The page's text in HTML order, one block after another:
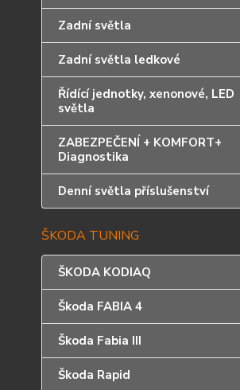
Zadní světla
Zadní světla ledkové
Řídící jednotky, xenonové, LED
světla
ZABEZPEČENÍ + KOMFORT+
Diagnostika
Denní světla příslušenství
ŠKODA TUNING
ŠKODA KODIAQ
Škoda FABIA 4
Škoda Fabia III
Škoda Rapid